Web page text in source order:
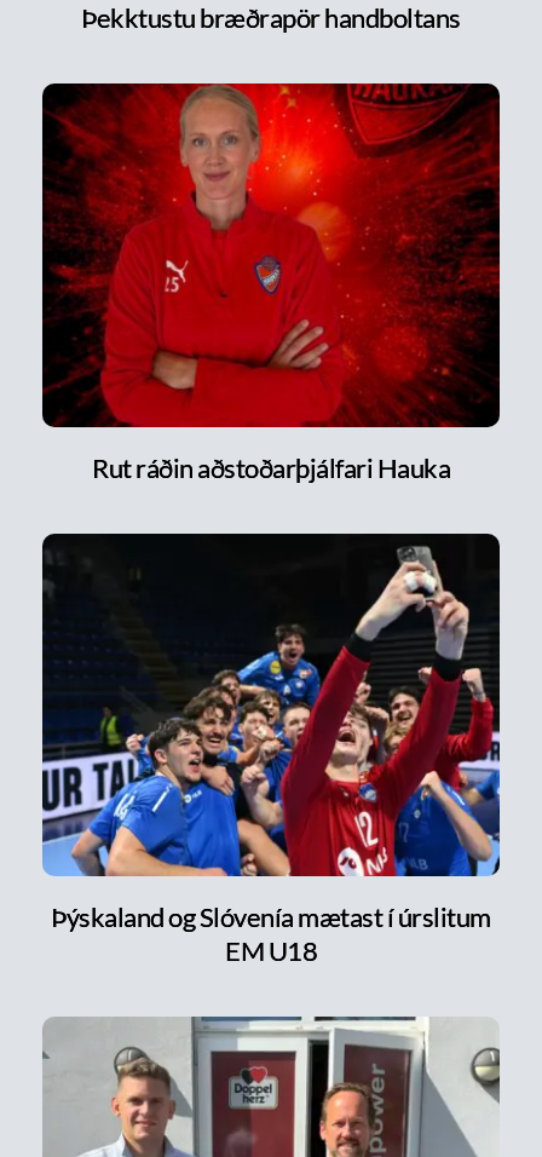
Þekktustu bræðrapör handboltans
Rut ráðin aðstoðarþjálfari Hauka
Þýskaland og Slóvenía mætast í úrslitum
EM U18